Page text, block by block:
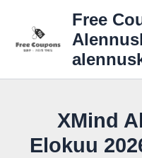
Free
XMind
Elokuu